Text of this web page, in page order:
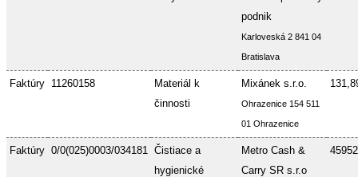
podnik
Karloveská 2 841 04
Bratislava
Faktúry 11260158
Materiál k
činnosti
Mixánek s.r.o.
Ohrazenice 154 511
01 Ohrazenice
Faktúry 0/0(025)0003/034181 Čistiace a
hygienické
Metro Cash &
Carry SR s.r.o